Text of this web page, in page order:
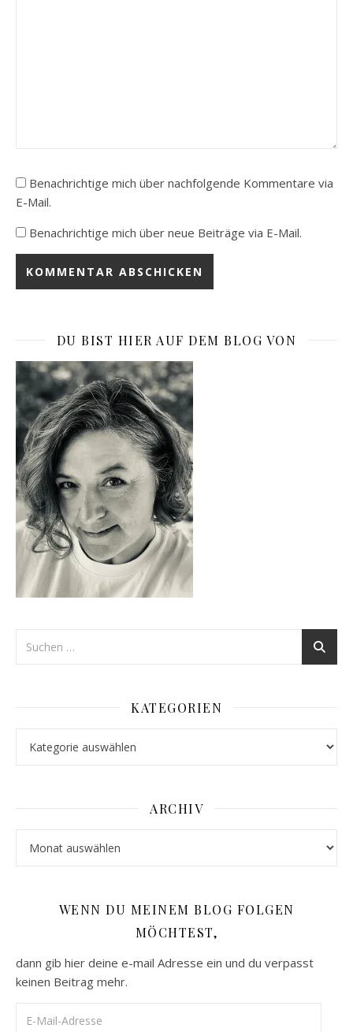
Benachrichtige mich über nachfolgende Kommentare via
E-Mail.
Benachrichtige mich über neue Beiträge via E-Mail.
DU BIST HIER AUF DEM BLOG VON
KATEGORIEN
ARCHIV
WENN DU MEINEM BLOG FOLGEN
MÖCHTEST,
dann gib hier deine e-mail Adresse ein und du verpasst
keinen Beitrag mehr.